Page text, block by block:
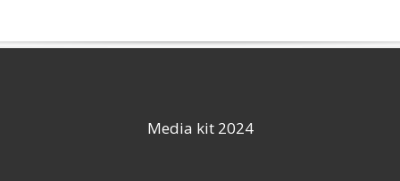
Media kit 2024